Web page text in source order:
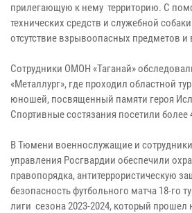
прилегающую к нему территорию. С
технических средств и служебной
отсутствие взрывоопасных предметов
Сотрудники ОМОН «Таганай»
«Металлург», где проходил областной
юношей, посвященный памяти героя
Спортивные состязания посетили более
В Тюмени военнослужащие и сотрудники
управления Росгвардии обеспечили
правопорядка, антитеррористическую
безопасность футбольного матча 18-го
лиги сезона 2023-2024, который прошел